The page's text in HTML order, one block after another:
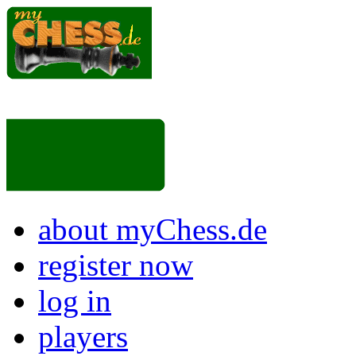
about myChess.de
register now
log in
players